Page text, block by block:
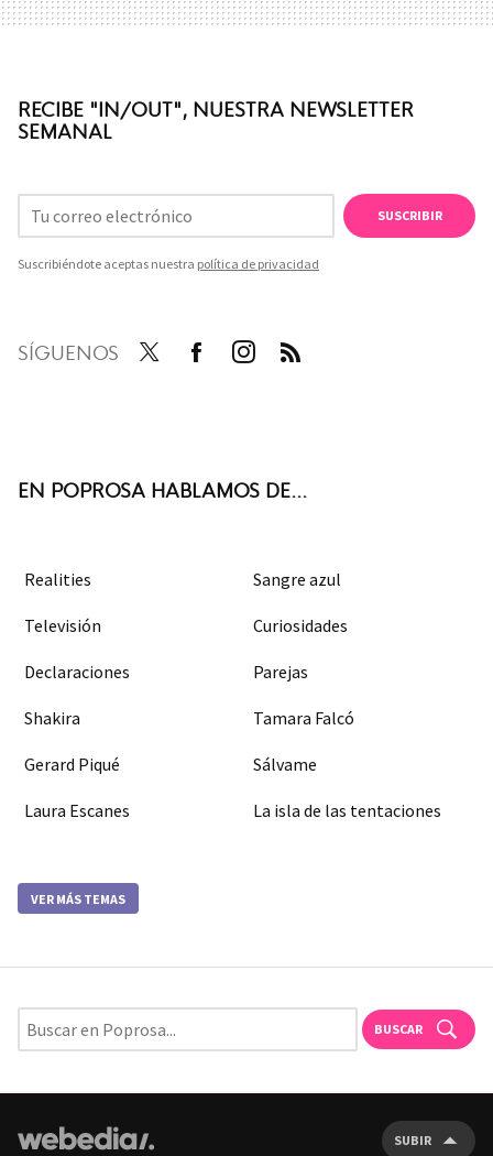
RECIBE "IN/OUT", NUESTRA NEWSLETTER
SEMANAL
SUSCRIBIR
Suscribiéndote aceptas nuestra política de privacidad
SÍGUENOS
EN POPROSA HABLAMOS DE...
Realities Sangre azul
Televisión Curiosidades
Declaraciones Parejas
Shakira Tamara Falcó
Gerard Piqué Sálvame
Laura Escanes La isla de las tentaciones
VER MÁS TEMAS
BUSCAR
SUBIR